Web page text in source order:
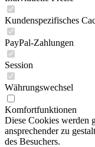
Kundenspezifisches
PayPal-Zahlungen
Session
Währungswechsel
Komfortfunktionen
Diese Cookies werden
ansprechender zu
des Besuchers.